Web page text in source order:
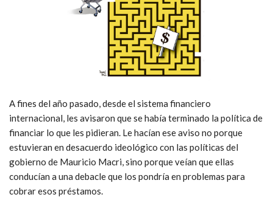
A fines del año pasado, desde el sistema financiero
internacional, les avisaron que se había terminado la política de
financiar lo que les pidieran. Le hacían ese aviso no porque
estuvieran en desacuerdo ideológico con las políticas del
gobierno de Mauricio Macri, sino porque veían que ellas
conducían a una debacle que los pondría en problemas para
cobrar esos préstamos.